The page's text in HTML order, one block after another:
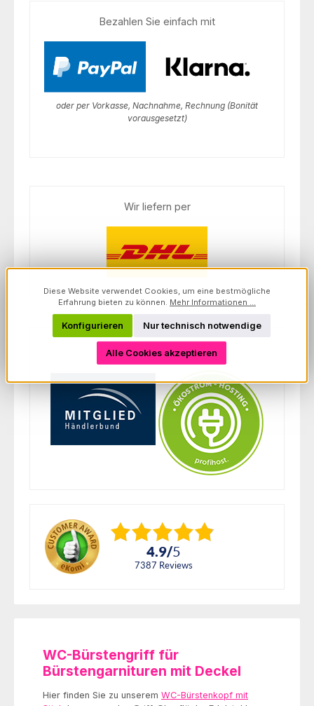
Bezahlen Sie einfach mit
oder per Vorkasse, Nachnahme, Rechnung (Bonität
vorausgesetzt)
Wir liefern per
4.9/5
7387 reviews
WC-Bürstengriff für
Bürstengarnituren mit Deckel
Hier finden Sie zu unserem WC-Bürstenkopf mit
Diese Website verwendet Cookies, um eine bestmögliche
Erfahrung bieten zu können. Mehr Informationen ...
Nur technisch notwendige
Konfigurieren
Alle Cookies akzeptieren